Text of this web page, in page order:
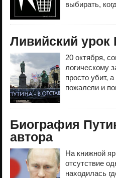
выбирать,
Ливийский урок
20 октября,
логическому
просто убит,
пожалели и
Биография
автора
На книжной
отсутствие
находилась